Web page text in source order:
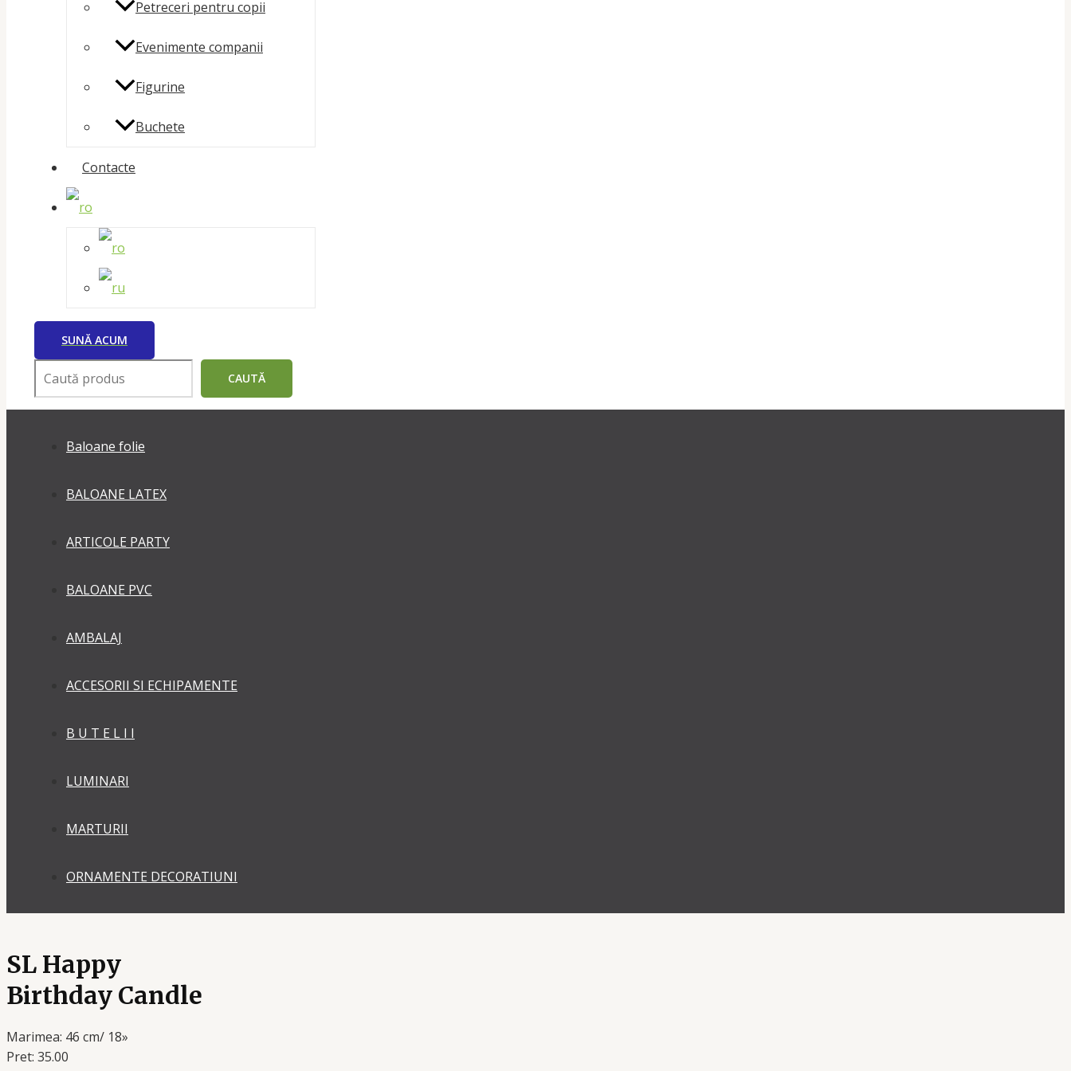
Petreceri pentru copii
Evenimente companii
Figurine
Buchete
Contacte
SUNĂ ACUM
CAUTĂ
Baloane folie
BALOANE LATEX
ARTICOLE PARTY
BALOANE PVC
AMBALAJ
ACCESORII SI ECHIPAMENTE
B U T E L I I
LUMINARI
MARTURII
ORNAMENTE DECORATIUNI
SL Happy
Birthday Candle
Marimea: 46 cm/ 18»
Pret: 35.00